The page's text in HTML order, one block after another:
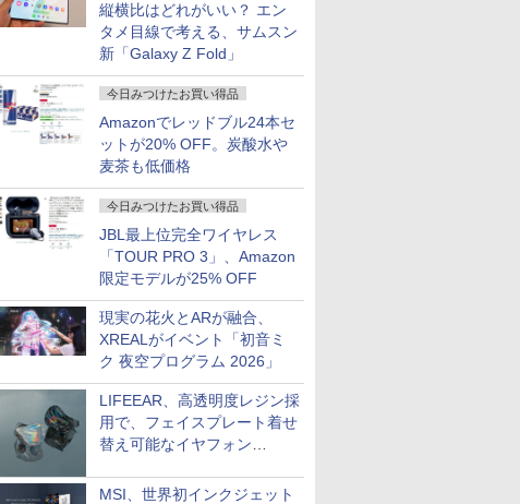
縦横比はどれがいい？ エン
タメ目線で考える、サムスン
新「Galaxy Z Fold」
今日みつけたお買い得品
Amazonでレッドブル24本セ
ットが20% OFF。炭酸水や
麦茶も低価格
今日みつけたお買い得品
JBL最上位完全ワイヤレス
「TOUR PRO 3」、Amazon
限定モデルが25% OFF
現実の花火とARが融合、
XREALがイベント「初音ミ
ク 夜空プログラム 2026」
LIFEEAR、高透明度レジン採
用で、フェイスプレート着せ
替え可能なイヤフォン
MSI、世界初インクジェット